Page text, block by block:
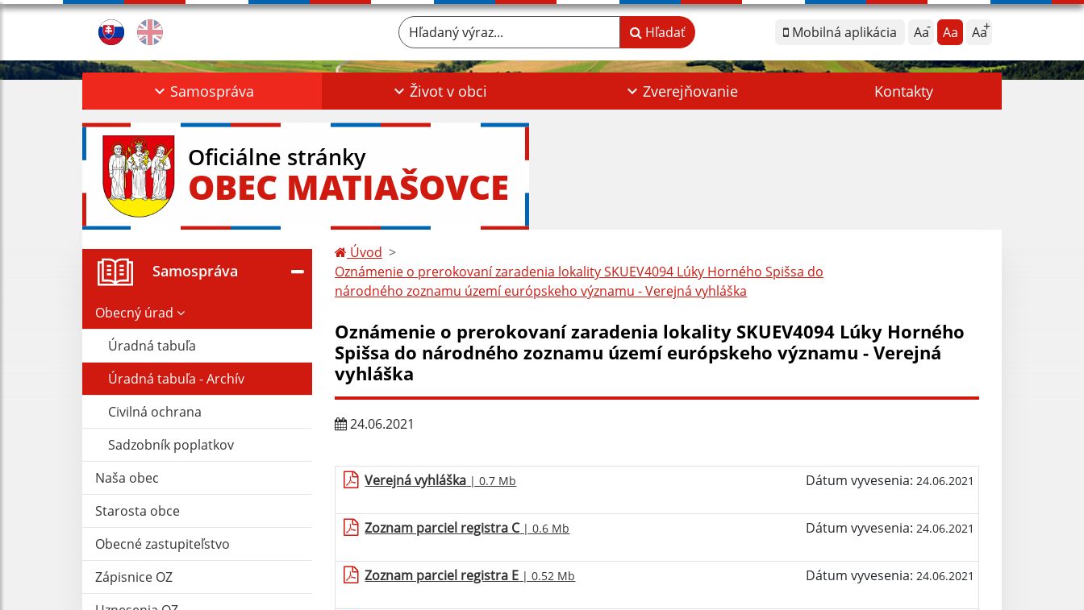
Mobilná aplikácia Aa Aa Aa
Hľadaný výraz... Hľadať
Samospráva Život v obci Zverejňovanie Kontakty
Oficiálne stránky
OBEC MATIAŠOVCE
Samospráva
Obecný úrad
Úradná tabuľa
Úradná tabuľa - Archív
Civilná ochrana
Sadzobník poplatkov
Naša obec
Starosta obce
Obecné zastupiteľstvo
Zápisnice OZ
Úvod
Oznámenie o prerokovaní zaradenia lokality SKUEV4094 Lúky Horného Spišsa do
národného zoznamu území európskeho významu - Verejná vyhláška
Oznámenie o prerokovaní zaradenia lokality SKUEV4094 Lúky Horného
Spišsa do národného zoznamu území európskeho významu - Verejná
vyhláška
24.06.2021
Verejná vyhláška | 0.7 Mb Dátum vyvesenia: 24.06.2021
Zoznam parciel registra C| 0.6 Mb Dátum vyvesenia: 24.06.2021
Zoznam parciel registra E | 0.52 Mb Dátum vyvesenia: 24.06.2021